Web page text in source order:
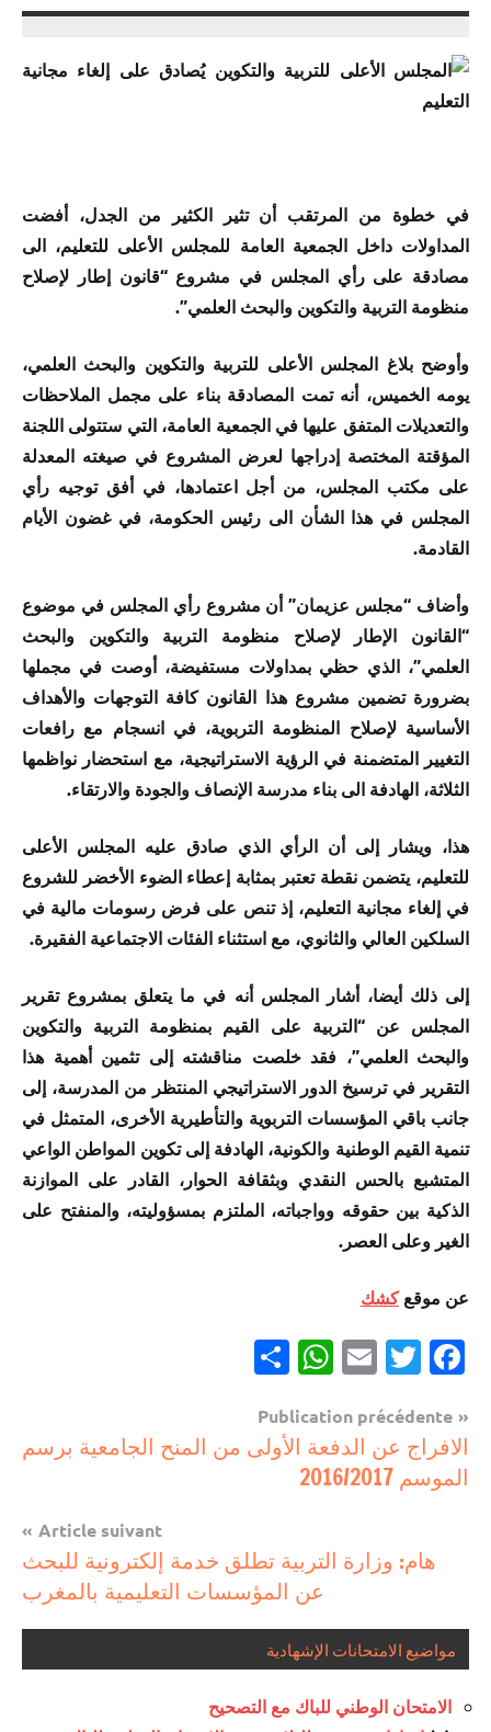
في خطوة من المرتقب أن تثير الكثير من الجدل، أفضت
المداولات داخل الجمعية العامة للمجلس الأعلى للتعليم، الى
مصادقة على رأي المجلس في مشروع “قانون إطار لإصلاح
منظومة التربية والتكوين والبحث العلمي”.
وأوضح بلاغ المجلس الأعلى للتربية والتكوين والبحث العلمي،
يومه الخميس، أنه تمت المصادقة بناء على مجمل الملاحظات
والتعديلات المتفق عليها في الجمعية العامة، التي ستتولى اللجنة
المؤقتة المختصة إدراجها لعرض المشروع في صيغته المعدلة
على مكتب المجلس، من أجل اعتمادها، في أفق توجيه رأي
المجلس في هذا الشأن الى رئيس الحكومة، في غضون الأيام
القادمة.
وأضاف “مجلس عزيمان” أن مشروع رأي المجلس في موضوع
“القانون الإطار لإصلاح منظومة التربية والتكوين والبحث
العلمي”، الذي حظي بمداولات مستفيضة، أوصت في مجملها
بضرورة تضمين مشروع هذا القانون كافة التوجهات والأهداف
الأساسية لإصلاح المنظومة التربوية، في انسجام مع رافعات
التغيير المتضمنة في الرؤية الاستراتيجية، مع استحضار نواظمها
الثلاثة، الهادفة الى بناء مدرسة الإنصاف والجودة والارتقاء.
هذا، ويشار إلى أن الرأي الذي صادق عليه المجلس الأعلى
للتعليم، يتضمن نقطة تعتبر بمثابة إعطاء الضوء الأخضر للشروع
في إلغاء مجانية التعليم، إذ تنص على فرض رسومات مالية في
السلكين العالي والثانوي، مع استثناء الفئات الاجتماعية الفقيرة.
إلى ذلك أيضا، أشار المجلس أنه في ما يتعلق بمشروع تقرير
المجلس عن “التربية على القيم بمنظومة التربية والتكوين
والبحث العلمي”، فقد خلصت مناقشته إلى تثمين أهمية هذا
التقرير في ترسيخ الدور الاستراتيجي المنتظر من المدرسة، إلى
جانب باقي المؤسسات التربوية والتأطيرية الأخرى، المتمثل في
تنمية القيم الوطنية والكونية، الهادفة إلى تكوين المواطن الواعي
المتشبع بالحس النقدي وبثقافة الحوار، القادر على الموازنة
الذكية بين حقوقه وواجباته، الملتزم بمسؤوليته، والمنفتح على
الغير وعلى العصر.
عن موقعكشك
Facebook
Twitter
Email
WhatsApp
مستجدات
تربوية
Navigation
de
l’article
Publication précédente
الافراج عن الدفعة الأولى من المنح الجامعية برسم
الموسم 2016/2017
Article suivant
هام: وزارة التربية تطلق خدمة إلكترونية للبحث
عن المؤسسات التعليمية بالمغرب
مواضيع الامتحانات الإشهادية
الامتحان الوطني للباك مع التصحيح